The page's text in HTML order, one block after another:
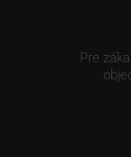
Pre